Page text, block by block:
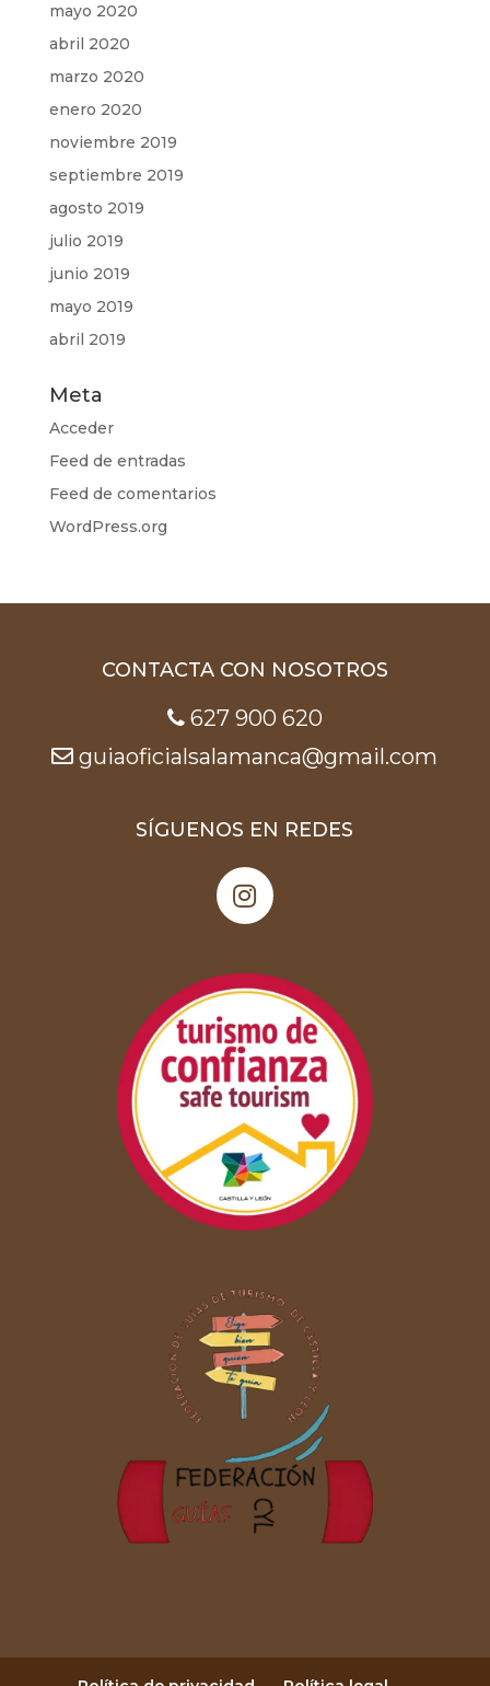
mayo 2020
abril 2020
marzo 2020
enero 2020
noviembre 2019
septiembre 2019
agosto 2019
julio 2019
junio 2019
mayo 2019
abril 2019
Meta
Acceder
Feed de entradas
Feed de comentarios
WordPress.org
CONTACTA CON NOSOTROS
627 900 620
guiaoficialsalamanca@gmail.com
SÍGUENOS EN REDES